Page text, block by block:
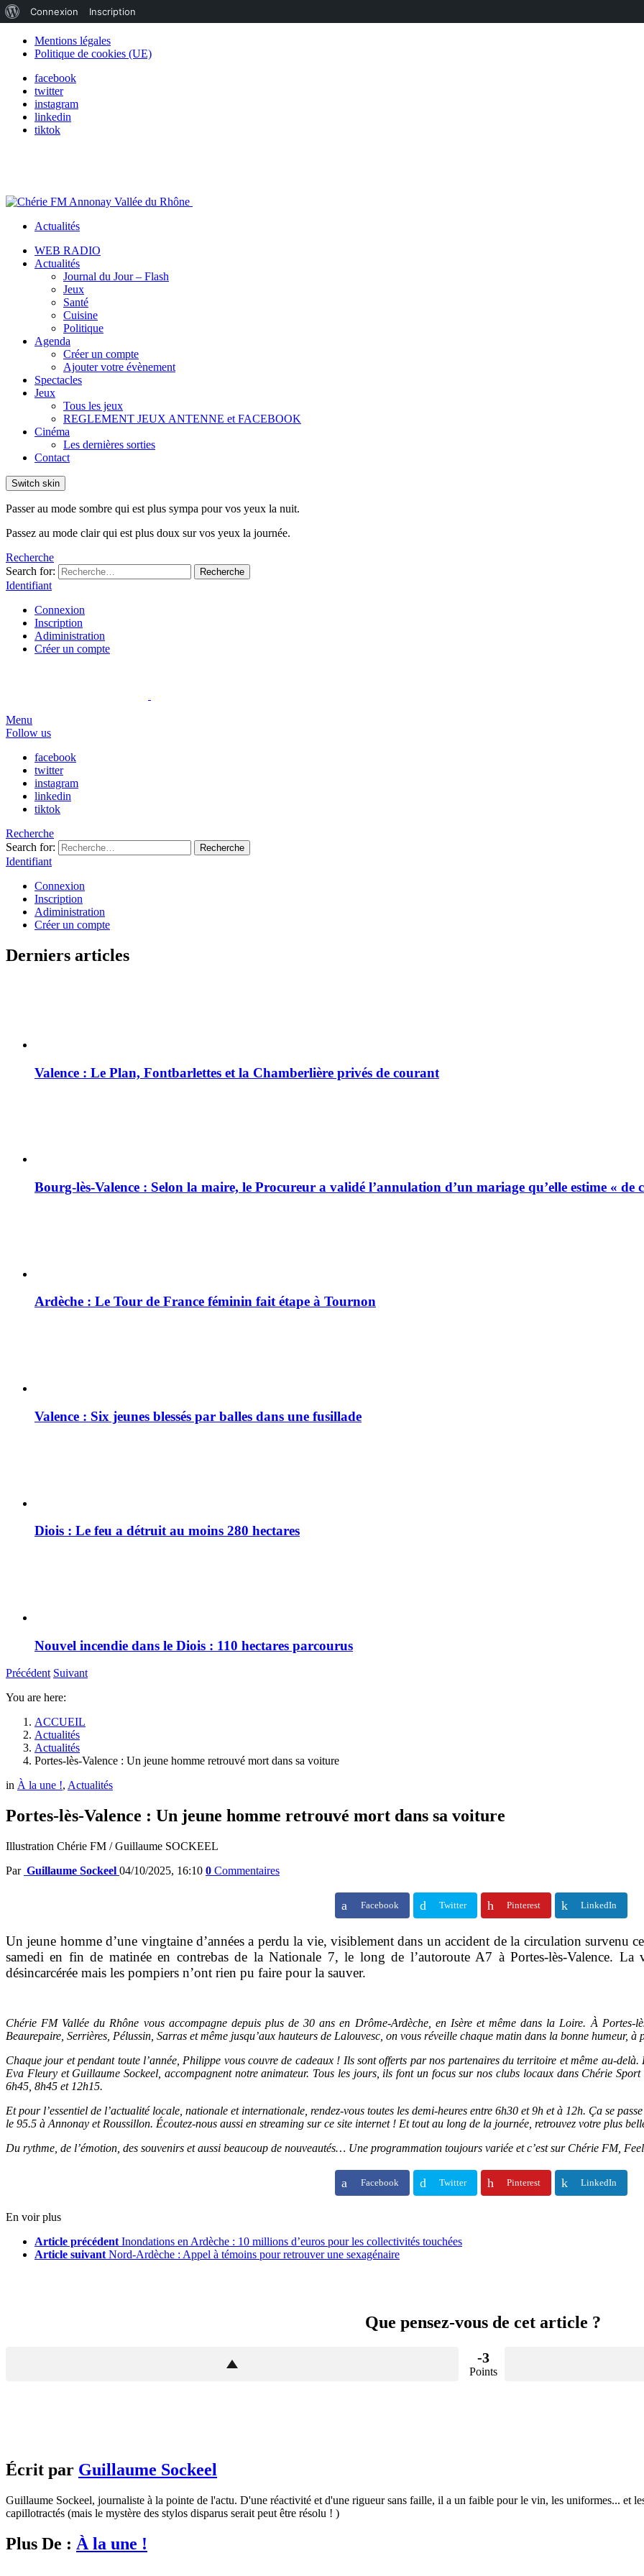
Mentions légales
Politique de cookies (UE)
facebook
twitter
instagram
linkedin
tiktok
Actualités
WEB RADIO
Actualités
Journal du Jour – Flash
Jeux
Santé
Cuisine
Politique
Agenda
Créer un compte
Ajouter votre évènement
Spectacles
Jeux
Tous les jeux
REGLEMENT JEUX ANTENNE et FACEBOOK
Cinéma
Les dernières sorties
Contact
Switch skin
Passer au mode sombre qui est plus sympa pour vos yeux la nuit.
Passez au mode clair qui est plus doux sur vos yeux la journée.
Recherche
Search for:
Recherche
Identifiant
Connexion
Inscription
Adiministration
Créer un compte
Menu
Follow us
facebook
twitter
instagram
linkedin
tiktok
Recherche
Search for:
Recherche
Identifiant
Connexion
Inscription
Adiministration
Créer un compte
Derniers articles
Valence : Le Plan, Fontbarlettes et la Chamberlière privés de courant
Bourg-lès-Valence : Selon la maire, le Procureur a validé l’annulation d’un mariage qu’elle estime « de
Ardèche : Le Tour de France féminin fait étape à Tournon
Valence : Six jeunes blessés par balles dans une fusillade
Diois : Le feu a détruit au moins 280 hectares
Nouvel incendie dans le Diois : 110 hectares parcourus
Précédent Suivant
You are here:
ACCUEIL
Actualités
Actualités
Portes-lès-Valence : Un jeune homme retrouvé mort dans sa voiture
in À la une !, Actualités
Portes-lès-Valence : Un jeune homme retrouvé mort dans sa voiture
Illustration Chérie FM / Guillaume SOCKEEL
Par Guillaume Sockeel 04/10/2025, 16:10 0 Commentaires
Facebook Twitter Pinterest LinkedIn
Un jeune homme d’une vingtaine d’années a perdu la vie, visiblement dans un accident de la circulation survenu
samedi en fin de matinée en contrebas de la Nationale 7, le long de l’autoroute A7 à Portes-lès-Valence.
désincarcérée mais les pompiers n’ont rien pu faire pour la sauver.
Chérie FM Vallée du Rhône vous accompagne depuis plus de 30 ans en Drôme-Ardèche, en Isère et même dans la Loire. À Portes-
Beaurepaire, Serrières, Pélussin, Sarras et même jusqu’aux hauteurs de Lalouvesc, on vous réveille chaque matin dans la bonne humeur, à
Chaque jour et pendant toute l’année, Philippe vous couvre de cadeaux ! Ils sont offerts par nos partenaires du territoire et même au-
Eva Fleury et Guillaume Sockeel, accompagnent notre animateur. Tous les jours, ils font un focus sur nos clubs locaux dans Chérie
6h45, 8h45 et 12h15.
Et pour l’essentiel de l’actualité locale, nationale et internationale, rendez-vous toutes les demi-heures entre 6h30 et 9h et à 12h. Ça se
le 95.5 à Annonay et Roussillon. Écoutez-nous aussi en streaming sur ce site internet ! Et tout au long de la journée, retrouvez votre plus
Du rythme, de l’émotion, des souvenirs et aussi beaucoup de nouveautés… Une programmation toujours variée et c’est sur Chérie FM,
Facebook Twitter Pinterest LinkedIn
En voir plus
Article précédent Inondations en Ardèche : 10 millions d’euros pour les collectivités touchées
Article suivant Nord-Ardèche : Appel à témoins pour retrouver une sexagénaire
Que pensez-vous de cet article ?
-3
Points
Écrit par Guillaume Sockeel
Guillaume Sockeel, journaliste à la pointe de l'actu. D'une réactivité et d'une rigueur sans faille, il a un faible pour le vin, les uniformes... et
capillotractés (mais le mystère des stylos disparus serait peut être résolu ! )
Plus De : À la une !
de
WordPress
Connexion Inscription